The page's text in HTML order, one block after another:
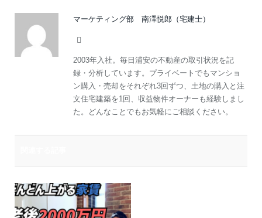
マーケティング部 南澤悦郎（宅建士）
2003年入社。毎日浦安の不動産の取引状況を記
録・分析しています。プライベートでもマンショ
ン購入・売却をそれぞれ3回ずつ、土地の購入と注
文住宅建築を1回、収益物件オーナーも経験しまし
た。どんなことでもお気軽にご相談ください。